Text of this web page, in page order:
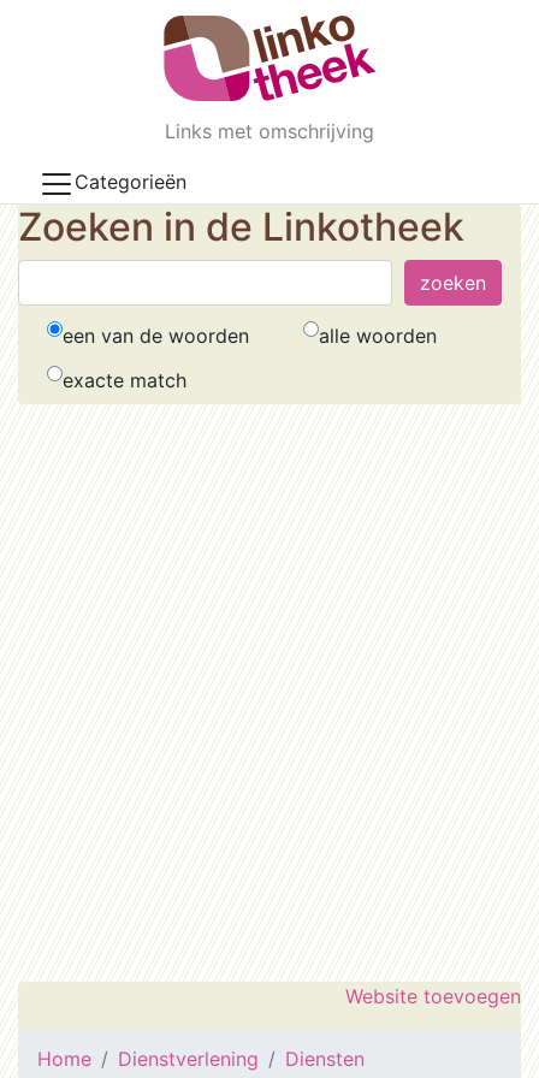
Skip to main content
Links met omschrijving
Categorieën
Zoeken in de Linkotheek
een van de woorden
alle woorden
exacte match
Website toevoegen
Home Dienstverlening
Diensten